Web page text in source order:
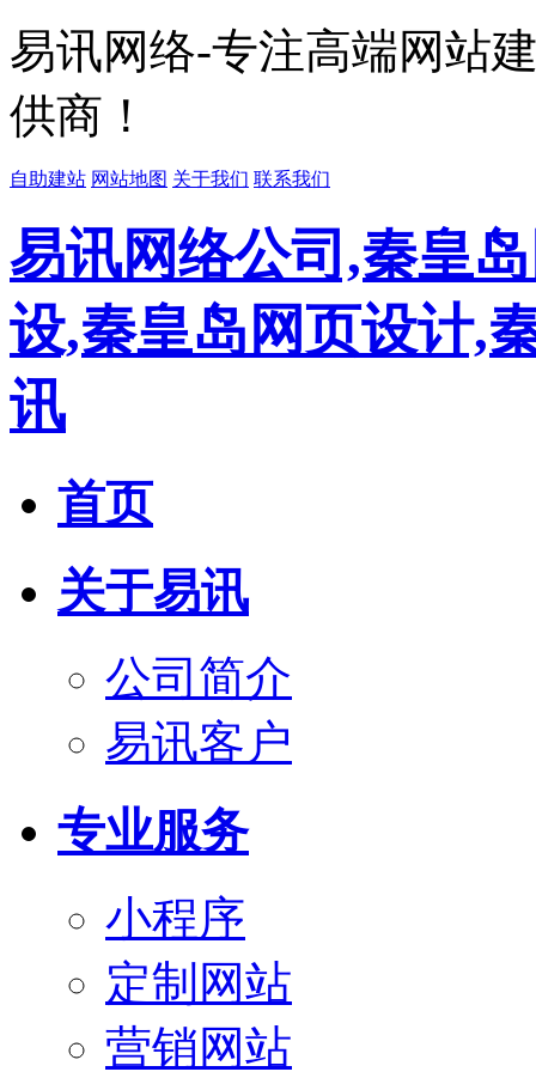
易讯网络-专注高端网站
供商！
自助建站 网站地图 关于我们 联系我们
易讯网络公司,秦皇
设,秦皇岛网页设计,
讯
首页
关于易讯
公司简介
易讯客户
专业服务
小程序
定制网站
营销网站